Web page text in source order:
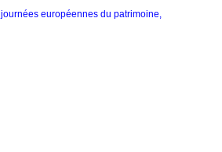
journées européennes du patrimoine